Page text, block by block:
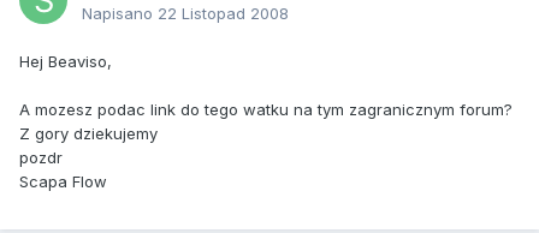
Napisano 22 Listopad 2008
Hej Beaviso,
A mozesz podac link do tego watku na tym zagranicznym forum?
Z gory dziekujemy
pozdr
Scapa Flow